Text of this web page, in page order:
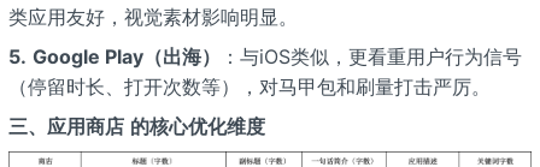
类应用友好，视觉素材影响明显。
5. Google Play（出海）
：与iOS类似，更看重用户行为信号
（停留时长、打开次数等），对马甲包和刷量打击严厉。
三、应用商店 的核心优化维度